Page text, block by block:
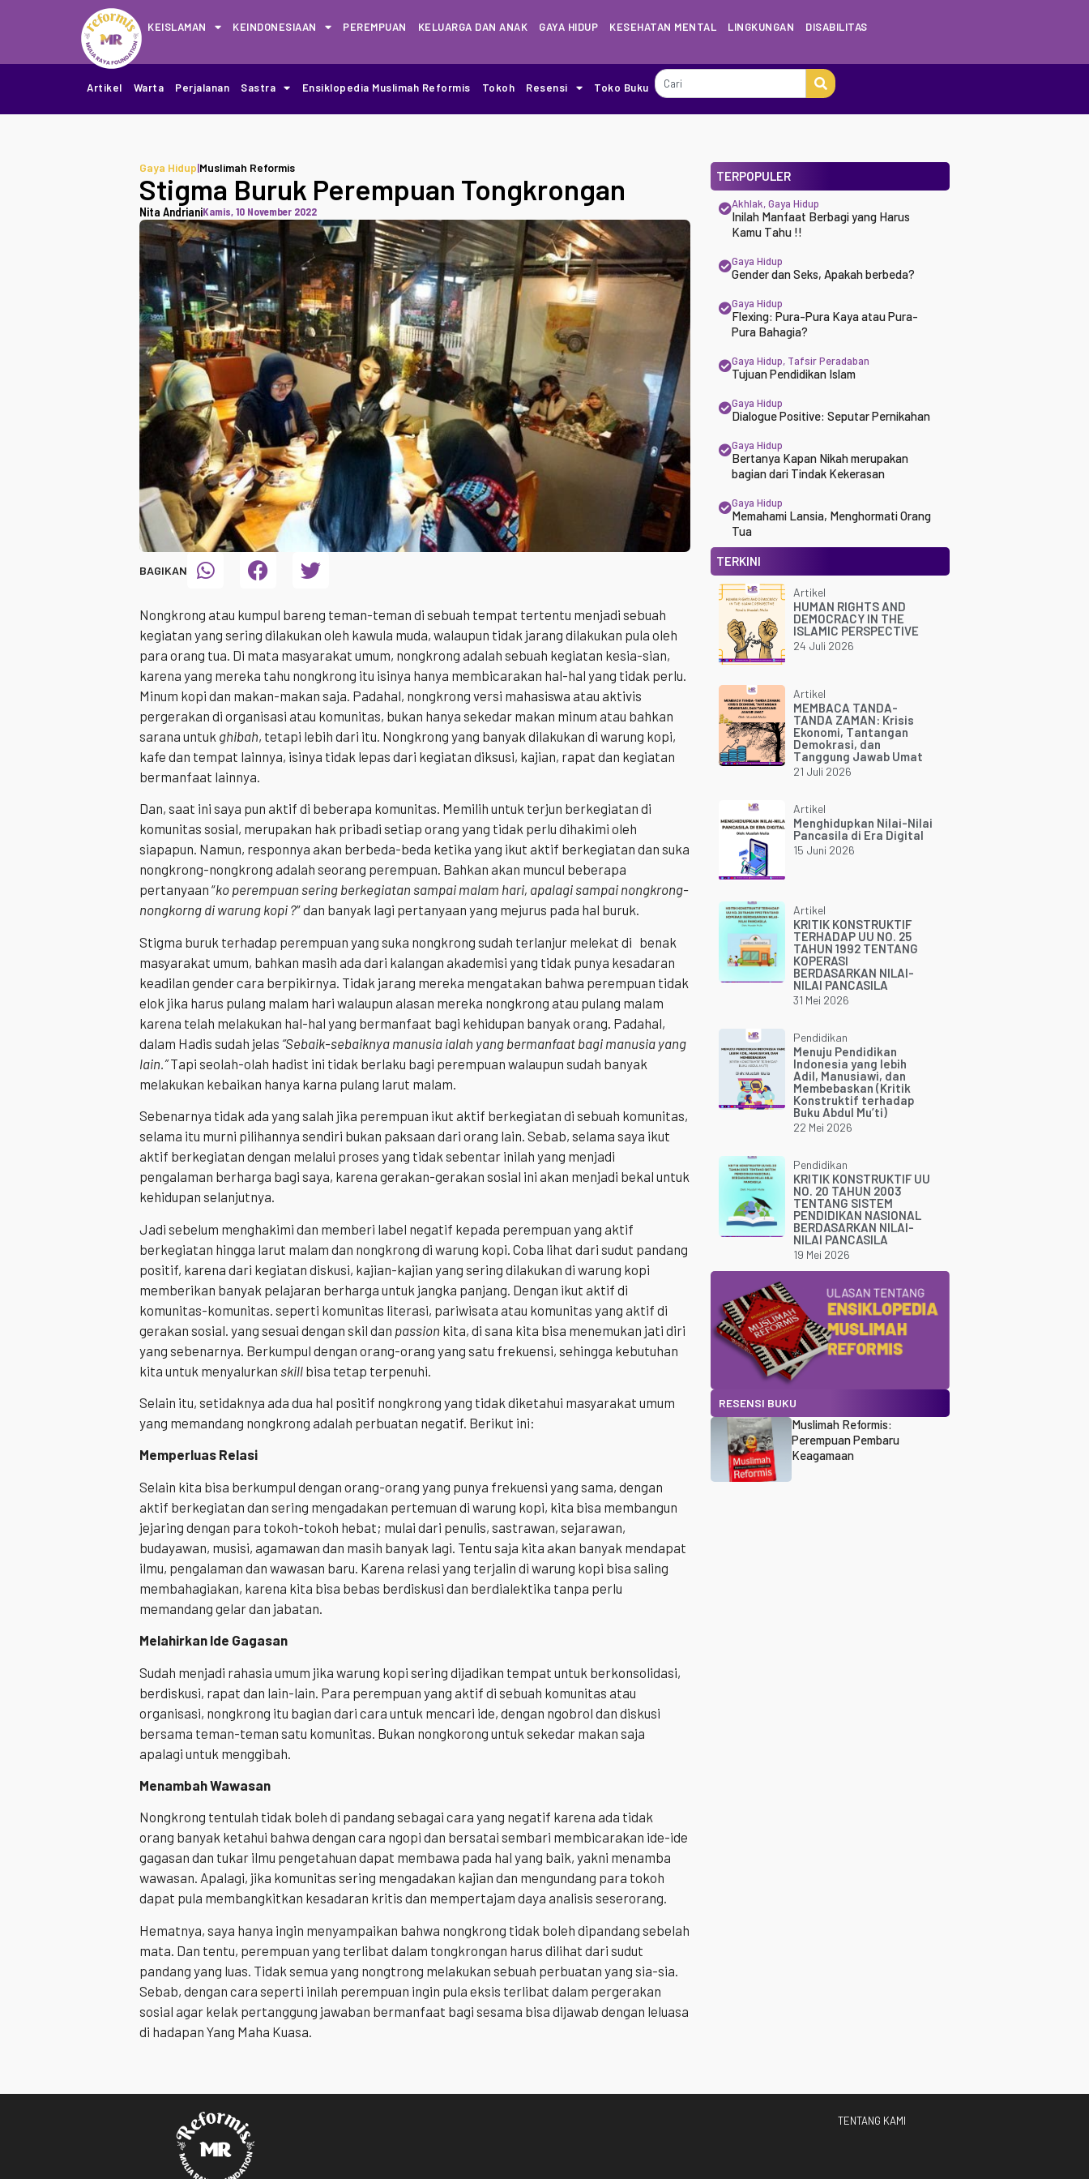
KEISLAMAN KEINDONESIAAN PEREMPUAN KELUARGA DAN ANAK GAYA HIDUP KESEHATAN MENTAL LINGKUNGAN DISABILITAS
Artikel Warta Perjalanan Sastra Ensiklopedia Muslimah Reformis Tokoh Resensi Toko Buku
Gaya Hidup|Muslimah Reformis
Stigma Buruk Perempuan Tongkrongan
Nita AndrianiKamis, 10 November 2022
BAGIKAN
Nongkrong atau kumpul bareng teman-teman di sebuah tempat tertentu menjadi sebuah
kegiatan yang sering dilakukan oleh kawula muda, walaupun tidak jarang dilakukan pula oleh
para orang tua. Di mata masyarakat umum, nongkrong adalah sebuah kegiatan kesia-sian,
karena yang mereka tahu nongkrong itu isinya hanya membicarakan hal-hal yang tidak perlu.
Minum kopi dan makan-makan saja. Padahal, nongkrong versi mahasiswa atau aktivis
pergerakan di organisasi atau komunitas, bukan hanya sekedar makan minum atau bahkan
sarana untuk ghibah, tetapi lebih dari itu. Nongkrong yang banyak dilakukan di warung kopi,
kafe dan tempat lainnya, isinya tidak lepas dari kegiatan diksusi, kajian, rapat dan kegiatan
bermanfaat lainnya.
Dan, saat ini saya pun aktif di beberapa komunitas. Memilih untuk terjun berkegiatan di
komunitas sosial, merupakan hak pribadi setiap orang yang tidak perlu dihakimi oleh
siapapun. Namun, responnya akan berbeda-beda ketika yang ikut aktif berkegiatan dan suka
nongkrong-nongkrong adalah seorang perempuan. Bahkan akan muncul beberapa
pertanyaan “ko perempuan sering berkegiatan sampai malam hari, apalagi sampai nongkrong-
nongkorng di warung kopi ?” dan banyak lagi pertanyaan yang mejurus pada hal buruk.
Stigma buruk terhadap perempuan yang suka nongkrong sudah terlanjur melekat di benak
masyarakat umum, bahkan masih ada dari kalangan akademisi yang tidak punya kesadaran
keadilan gender cara berpikirnya. Tidak jarang mereka mengatakan bahwa perempuan tidak
elok jika harus pulang malam hari walaupun alasan mereka nongkrong atau pulang malam
karena telah melakukan hal-hal yang bermanfaat bagi kehidupan banyak orang. Padahal,
dalam Hadis sudah jelas “Sebaik-sebaiknya manusia ialah yang bermanfaat bagi manusia yang
lain.”Tapi seolah-olah hadist ini tidak berlaku bagi perempuan walaupun sudah banyak
melakukan kebaikan hanya karna pulang larut malam.
Sebenarnya tidak ada yang salah jika perempuan ikut aktif berkegiatan di sebuah komunitas,
selama itu murni pilihannya sendiri bukan paksaan dari orang lain. Sebab, selama saya ikut
aktif berkegiatan dengan melalui proses yang tidak sebentar inilah yang menjadi
pengalaman berharga bagi saya, karena gerakan-gerakan sosial ini akan menjadi bekal untuk
kehidupan selanjutnya.
Jadi sebelum menghakimi dan memberi label negatif kepada perempuan yang aktif
berkegiatan hingga larut malam dan nongkrong di warung kopi. Coba lihat dari sudut pandang
positif, karena dari kegiatan diskusi, kajian-kajian yang sering dilakukan di warung kopi
memberikan banyak pelajaran berharga untuk jangka panjang. Dengan ikut aktif di
komunitas-komunitas. seperti komunitas literasi, pariwisata atau komunitas yang aktif di
gerakan sosial. yang sesuai dengan skil dan passion kita, di sana kita bisa menemukan jati diri
yang sebenarnya. Berkumpul dengan orang-orang yang satu frekuensi, sehingga kebutuhan
kita untuk menyalurkan skill bisa tetap terpenuhi.
Selain itu, setidaknya ada dua hal positif nongkrong yang tidak diketahui masyarakat umum
yang memandang nongkrong adalah perbuatan negatif. Berikut ini:
Memperluas Relasi
Selain kita bisa berkumpul dengan orang-orang yang punya frekuensi yang sama, dengan
aktif berkegiatan dan sering mengadakan pertemuan di warung kopi, kita bisa membangun
jejaring dengan para tokoh-tokoh hebat; mulai dari penulis, sastrawan, sejarawan,
budayawan, musisi, agamawan dan masih banyak lagi. Tentu saja kita akan banyak mendapat
ilmu, pengalaman dan wawasan baru. Karena relasi yang terjalin di warung kopi bisa saling
membahagiakan, karena kita bisa bebas berdiskusi dan berdialektika tanpa perlu
memandang gelar dan jabatan.
Melahirkan Ide Gagasan
Sudah menjadi rahasia umum jika warung kopi sering dijadikan tempat untuk berkonsolidasi,
berdiskusi, rapat dan lain-lain. Para perempuan yang aktif di sebuah komunitas atau
organisasi, nongkrong itu bagian dari cara untuk mencari ide, dengan ngobrol dan diskusi
bersama teman-teman satu komunitas. Bukan nongkorong untuk sekedar makan saja
apalagi untuk menggibah.
Menambah Wawasan
Nongkrong tentulah tidak boleh di pandang sebagai cara yang negatif karena ada tidak
orang banyak ketahui bahwa dengan cara ngopi dan bersatai sembari membicarakan ide-ide
gagasan dan tukar ilmu pengetahuan dapat membawa pada hal yang baik, yakni menamba
wawasan. Apalagi, jika komunitas sering mengadakan kajian dan mengundang para tokoh
dapat pula membangkitkan kesadaran kritis dan mempertajam daya analisis seserorang.
Hematnya, saya hanya ingin menyampaikan bahwa nongkrong tidak boleh dipandang sebelah
mata. Dan tentu, perempuan yang terlibat dalam tongkrongan harus dilihat dari sudut
pandang yang luas. Tidak semua yang nongtrong melakukan sebuah perbuatan yang sia-sia.
Sebab, dengan cara seperti inilah perempuan ingin pula eksis terlibat dalam pergerakan
sosial agar kelak pertanggung jawaban bermanfaat bagi sesama bisa dijawab dengan leluasa
di hadapan Yang Maha Kuasa.
TERPOPULER
Akhlak,Gaya Hidup
Inilah Manfaat Berbagi yang Harus
Kamu Tahu !!
Gaya Hidup
Gender dan Seks, Apakah berbeda?
Gaya Hidup
Flexing: Pura-Pura Kaya atau Pura-
Pura Bahagia?
Gaya Hidup, Tafsir Peradaban
Tujuan Pendidikan Islam
Gaya Hidup
Dialogue Positive: Seputar Pernikahan
Gaya Hidup
Bertanya Kapan Nikah merupakan
bagian dari Tindak Kekerasan
Gaya Hidup
Memahami Lansia, Menghormati Orang
Tua
TERKINI
Artikel
HUMAN RIGHTS AND
DEMOCRACY IN THE
ISLAMIC PERSPECTIVE
24 Juli 2026
Artikel
MEMBACA TANDA-
TANDA ZAMAN: Krisis
Ekonomi, Tantangan
Demokrasi, dan
Tanggung Jawab Umat
21 Juli 2026
Artikel
Menghidupkan Nilai-Nilai
Pancasila di Era Digital
15 Juni 2026
Artikel
KRITIK KONSTRUKTIF
TERHADAP UU NO. 25
TAHUN 1992 TENTANG
KOPERASI
BERDASARKAN NILAI-
NILAI PANCASILA
31 Mei 2026
Pendidikan
Menuju Pendidikan
Indonesia yang lebih
Adil, Manusiawi, dan
Membebaskan (Kritik
Konstruktif terhadap
Buku Abdul Mu’ti)
22 Mei 2026
Pendidikan
KRITIK KONSTRUKTIF UU
NO. 20 TAHUN 2003
TENTANG SISTEM
PENDIDIKAN NASIONAL
BERDASARKAN NILAI-
NILAI PANCASILA
19 Mei 2026
RESENSI BUKU
Muslimah Reformis:
Perempuan Pembaru
Keagamaan
TENTANG KAMI